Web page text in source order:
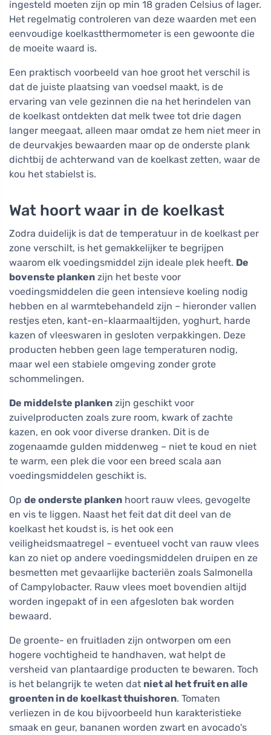
ingesteld moeten zijn op min 18 graden Celsius of lager.
Het regelmatig controleren van deze waarden met een
eenvoudige koelkastthermometer is een gewoonte die
de moeite waard is.
Een praktisch voorbeeld van hoe groot het verschil is
dat de juiste plaatsing van voedsel maakt, is de
ervaring van vele gezinnen die na het herindelen van
de koelkast ontdekten dat melk twee tot drie dagen
langer meegaat, alleen maar omdat ze hem niet meer in
de deurvakjes bewaarden maar op de onderste plank
dichtbij de achterwand van de koelkast zetten, waar de
kou het stabielst is.
Wat hoort waar in de koelkast
Zodra duidelijk is dat de temperatuur in de koelkast per
zone verschilt, is het gemakkelijker te begrijpen
waarom elk voedingsmiddel zijn ideale plek heeft. De
bovenste planken zijn het beste voor
voedingsmiddelen die geen intensieve koeling nodig
hebben en al warmtebehandeld zijn – hieronder vallen
restjes eten, kant-en-klaarmaaltijden, yoghurt, harde
kazen of vleeswaren in gesloten verpakkingen. Deze
producten hebben geen lage temperaturen nodig,
maar wel een stabiele omgeving zonder grote
schommelingen.
De middelste planken zijn geschikt voor
zuivelproducten zoals zure room, kwark of zachte
kazen, en ook voor diverse dranken. Dit is de
zogenaamde gulden middenweg – niet te koud en niet
te warm, een plek die voor een breed scala aan
voedingsmiddelen geschikt is.
Op de onderste planken hoort rauw vlees, gevogelte
en vis te liggen. Naast het feit dat dit deel van de
koelkast het koudst is, is het ook een
veiligheidsmaatregel – eventueel vocht van rauw vlees
kan zo niet op andere voedingsmiddelen druipen en ze
besmetten met gevaarlijke bacteriën zoals Salmonella
of Campylobacter. Rauw vlees moet bovendien altijd
worden ingepakt of in een afgesloten bak worden
bewaard.
De groente- en fruitladen zijn ontworpen om een
hogere vochtigheid te handhaven, wat helpt de
versheid van plantaardige producten te bewaren. Toch
is het belangrijk te weten dat niet al het fruit en alle
groenten in de koelkast thuishoren. Tomaten
verliezen in de kou bijvoorbeeld hun karakteristieke
smaak en geur, bananen worden zwart en avocado's